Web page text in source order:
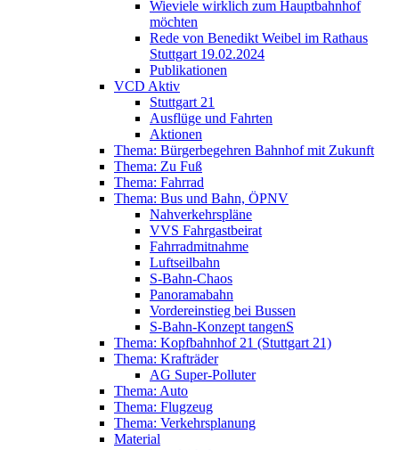
Wieviele wirklich zum Hauptbahnhof
möchten
Rede von Benedikt Weibel im Rathaus
Stuttgart 19.02.2024
Publikationen
VCD Aktiv
Stuttgart 21
Ausflüge und Fahrten
Aktionen
Thema: Bürgerbegehren Bahnhof mit Zukunft
Thema: Zu Fuß
Thema: Fahrrad
Thema: Bus und Bahn, ÖPNV
Nahverkehrspläne
VVS Fahrgastbeirat
Fahrradmitnahme
Luftseilbahn
S-Bahn-Chaos
Panoramabahn
Vordereinstieg bei Bussen
S-Bahn-Konzept tangenS
Thema: Kopfbahnhof 21 (Stuttgart 21)
Thema: Krafträder
AG Super-Polluter
Thema: Auto
Thema: Flugzeug
Thema: Verkehrsplanung
Material